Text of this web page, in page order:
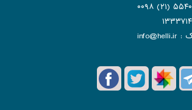
:
info@helli.ir